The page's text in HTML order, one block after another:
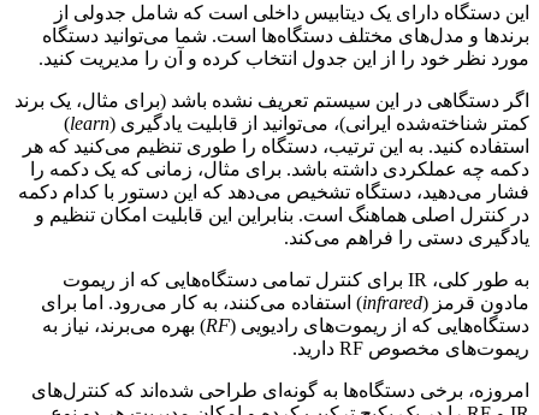
این دستگاه دارای یک دیتابیس داخلی است که شامل جدولی از
برندها و مدل‌های مختلف دستگاه‌ها است. شما می‌توانید دستگاه
مورد نظر خود را از این جدول انتخاب کرده و آن را مدیریت کنید.
اگر دستگاهی در این سیستم تعریف نشده باشد (برای مثال، یک برند
کمتر شناخته‌شده ایرانی)، می‌توانید از قابلیت یادگیری (learn
)
استفاده کنید. به این ترتیب، دستگاه را طوری تنظیم می‌کنید که هر
دکمه چه عملکردی داشته باشد. برای مثال، زمانی که یک دکمه را
فشار می‌دهید، دستگاه تشخیص می‌دهد که این دستور با کدام دکمه
در کنترل اصلی هماهنگ است. بنابراین این قابلیت امکان تنظیم و
یادگیری دستی را فراهم می‌کند.
به طور کلی، IR برای کنترل تمامی دستگاه‌هایی که از ریموت
مادون قرمز (infrared) استفاده می‌کنند، به کار می‌رود. اما برای
دستگاه‌هایی که از ریموت‌های رادیویی (RF) بهره می‌برند، نیاز به
ریموت‌های مخصوص RF دارید.
امروزه، برخی دستگاه‌ها به گونه‌ای طراحی شده‌اند که کنترل‌های